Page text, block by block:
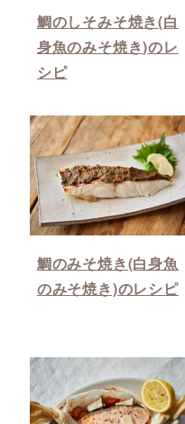
鯛のしそみそ焼き(白
身魚のみそ焼き)のレ
シピ
鯛のみそ焼き(白身魚
のみそ焼き)のレシピ